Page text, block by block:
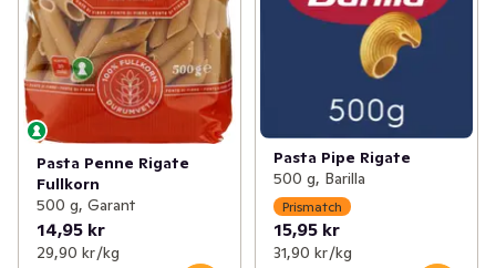
Pasta Penne Rigate
Fullkorn
500 g, Garant
14,95 kr
29,90 kr /kg
Pasta Pipe Rigate
500 g, Barilla
Prismatch
15,95 kr
31,90 kr /kg